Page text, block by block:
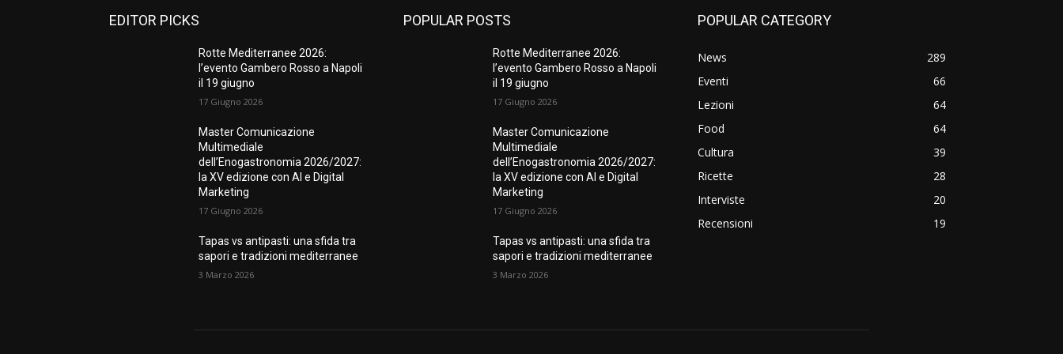
EDITOR PICKS
Rotte Mediterranee 2026:
l’evento Gambero Rosso a Napoli
il 19 giugno
17 Giugno 2026
Master Comunicazione
Multimediale
dell’Enogastronomia 2026/2027:
la XV edizione con AI e Digital
Marketing
17 Giugno 2026
Tapas vs antipasti: una sfida tra
sapori e tradizioni mediterranee
3 Marzo 2026
POPULAR POSTS
Rotte Mediterranee 2026:
l’evento Gambero Rosso a Napoli
il 19 giugno
17 Giugno 2026
Master Comunicazione
Multimediale
dell’Enogastronomia 2026/2027:
la XV edizione con AI e Digital
Marketing
17 Giugno 2026
Tapas vs antipasti: una sfida tra
sapori e tradizioni mediterranee
3 Marzo 2026
POPULAR CATEGORY
News
289
Eventi
66
Lezioni
64
Food
64
Cultura
39
Ricette
28
Interviste
20
Recensioni
19